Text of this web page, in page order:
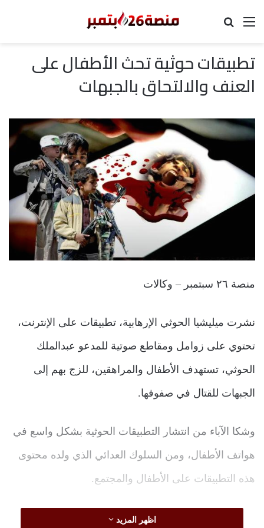
القائمة
تطبيقات حوثية تحث الأطفال على
العنف والالتحاق بالجبهات
منصة ٢٦ سبتمبر – وكالات
نشرت ميليشيا الحوثي الإرهابية، تطبيقات على الإنترنت،
تحتوي على زوامل ومقاطع صوتية للمدعو عبدالملك
الحوثي، تستهدف الأطفال والمراهقين، للزج بهم إلى
الجبهات للقتال في صفوفها.
وشكا الآباء من انتشار التطبيقات الحوثية بشكل واسع في
هواتف الأطفال، ومن السلوك العدائي الذي ولده محتوى
هذه التطبيقات على الأطفال والمجتمع.
وقال أخصائيون اجتماعيون: “إن الميليشيا تستهدف شريحة
اظهر المزيد